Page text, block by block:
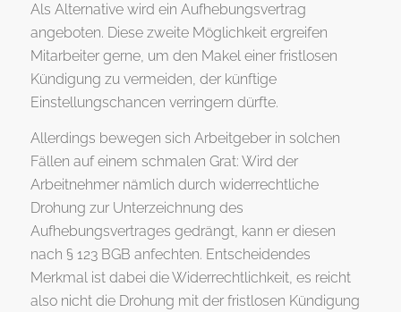
Als Alternative wird ein Aufhebungsvertrag
angeboten. Diese zweite Möglichkeit ergreifen
Mitarbeiter gerne, um den Makel einer fristlosen
Kündigung zu vermeiden, der künftige
Einstellungschancen verringern dürfte.
Allerdings bewegen sich Arbeitgeber in solchen
Fällen auf einem schmalen Grat: Wird der
Arbeitnehmer nämlich durch widerrechtliche
Drohung zur Unterzeichnung des
Aufhebungsvertrages gedrängt, kann er diesen
nach § 123 BGB anfechten. Entscheidendes
Merkmal ist dabei die Widerrechtlichkeit, es reicht
also nicht die Drohung mit der fristlosen Kündigung